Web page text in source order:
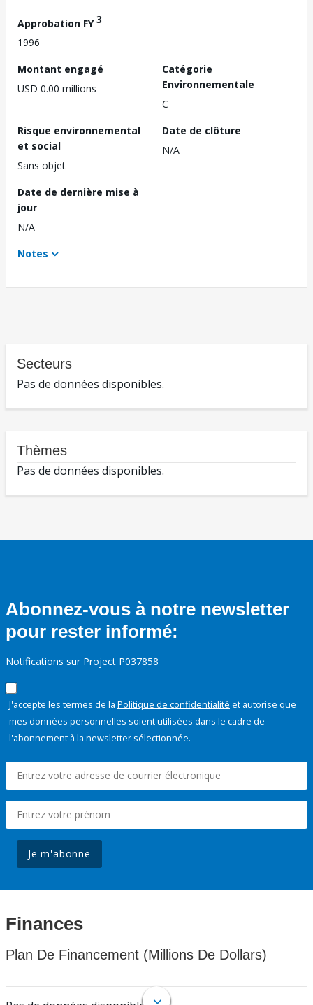
Approbation FY3
1996
Montant engagé
USD 0.00 millions
Catégorie
Environnementale
C
Risque environnemental
et social
Sans objet
Date de clôture
N/A
Date de dernière mise à
jour
N/A
Notes
Secteurs
Pas de données disponibles.
Thèmes
Pas de données disponibles.
Abonnez-vous à notre newsletter
pour rester informé:
Notifications sur Project P037858
J'accepte les termes de la Politique de confidentialité et autorise que
mes données personnelles soient utilisées dans le cadre de
l'abonnement à la newsletter sélectionnée.
Je m'abonne
Finances
Plan De Financement (Millions De Dollars)